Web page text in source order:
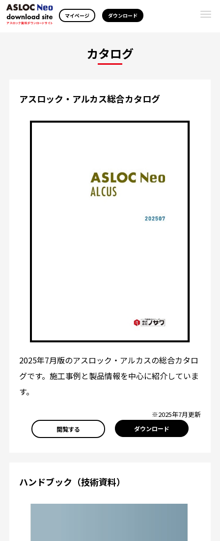
マイページ ダウンロード
カタログ
アスロック・アルカス総合カタログ
2025年7月版のアスロック・アルカスの総合カタロ
グです。施工事例と製品情報を中心に紹介していま
す。
※2025年7月更新
閲覧する ダウンロード
ハンドブック（技術資料）